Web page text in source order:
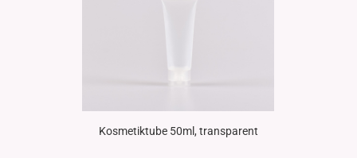
Kosmetiktube 50ml, transparent